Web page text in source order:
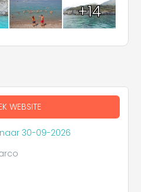
+14
WEBSITE
30-09-2026